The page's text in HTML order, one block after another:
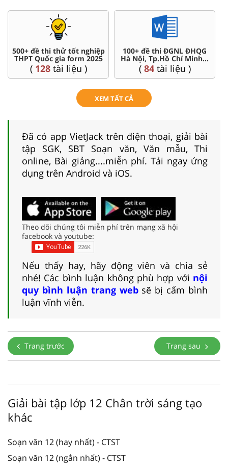
500+ đề thi thử tốt nghiệp
THPT Quốc gia form 2025
( 128tài liệu )
100+ đề thi ĐGNL ĐHQG
Hà Nội, Tp.Hồ Chí Minh...
( 84tài liệu )
XEM TẤT CẢ
Đã có app VietJack trên điện thoại, giải bài
tập SGK, SBT Soạn văn, Văn mẫu, Thi
online, Bài giảng....miễn phí. Tải ngay ứng
dụng trên Android và iOS.
Theo dõi chúng tôi miễn phí trên mạng xã hội
facebook và youtube:
Nếu thấy hay, hãy động viên và chia sẻ
nhé! Các bình luận không phù hợp với nội
quy bình luận trang websẽ bị cấm bình
luận vĩnh viễn.
Trang trước Trang sau
Giải bài tập lớp 12 Chân trời sáng tạo
khác
Soạn văn 12 (hay nhất) - CTST
Soạn văn 12 (ngắn nhất) - CTST